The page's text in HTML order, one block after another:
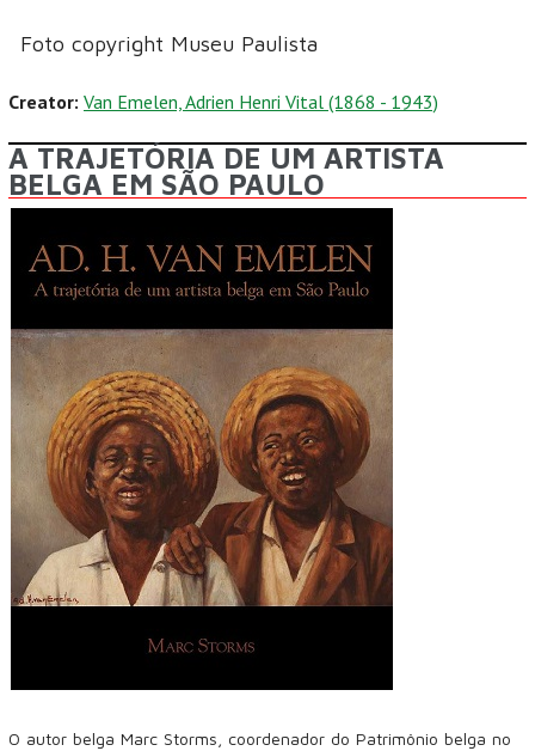
Foto copyright Museu Paulista
Creator: Van Emelen, Adrien Henri Vital (1868 - 1943)
A TRAJETÓRIA DE UM ARTISTA
BELGA EM SÃO PAULO
O autor belga Marc Storms, coordenador do Patrimônio belga no